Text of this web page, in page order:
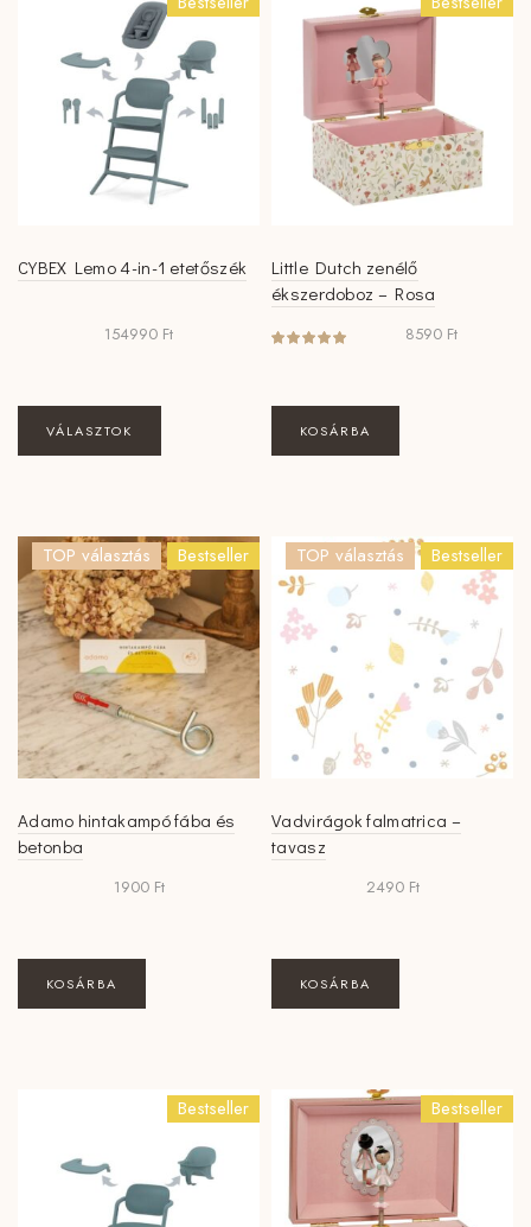
van.
változatok
a
termékoldalon
választhatók
ki
van.
a
termékoldalon
választhatók
ki
CYBEX Lemo 4-in-1 etetőszék
154990 Ft
VÁLASZTOK
a
variációja
van.
A
változatok
a
termékoldalon
választhatók
ki
Little Dutch zenélő
ékszerdoboz – Rosa
8590 Ft
KOSÁRBA
TOP választás Bestseller
Adamo hintakampó fába és
betonba
1900 Ft
KOSÁRBA
TOP választás Bestseller
Vadvirágok falmatrica –
tavasz
2490 Ft
KOSÁRBA
Bestseller Bestseller